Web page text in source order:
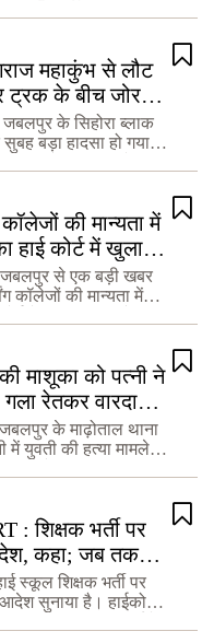
महाकुंभ से लौट
के बीच जोरदार
के सिहोरा ब्लाक
बड़ा हादसा हो गया।
की मान्यता में
हाई कोर्ट में खुलासा
से एक बड़ी खबर
कॉलेजों की मान्यता में
माशूका को पत्नी ने
रेतकर वारदात
थी फरार, पहुंची
के माढ़ोताल थाना
में युवती की हत्या मामले
: शिक्षक भर्ती पर
कहा; जब तक
के नियम नहीं सुधार
पर नहीं की
स्कूल शिक्षक भर्ती पर
सुनाया है। हाईकोर्ट